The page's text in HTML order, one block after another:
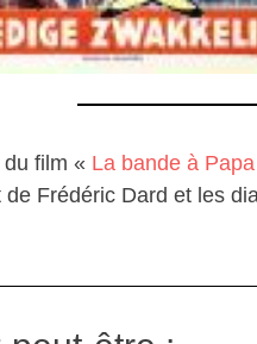
film « La bande à Papa
de Frédéric Dard et les